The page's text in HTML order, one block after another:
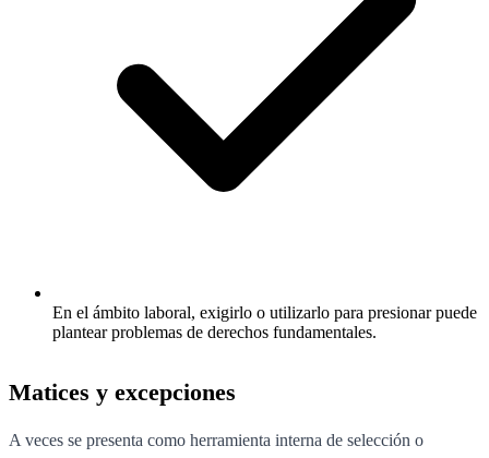
En el ámbito laboral, exigirlo o utilizarlo para presionar puede
plantear problemas de derechos fundamentales.
Matices y excepciones
A veces se presenta como herramienta interna de selección o